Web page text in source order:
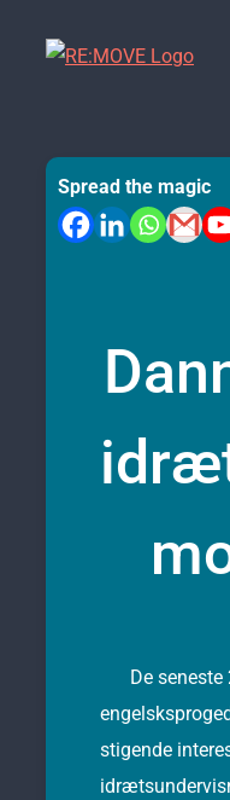
Spread the magic
De
stigende